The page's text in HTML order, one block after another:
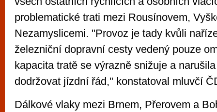
problematické trati mezi Rousínovem,
Nezamyslicemi. "Provoz je tady kvůli
železniční dopravní cesty vedený pouze
kapacita tratě se výrazně snižuje a
dodržovat jízdní řád," konstatoval mluvčí
Dálkové vlaky mezi Brnem, Přerovem a